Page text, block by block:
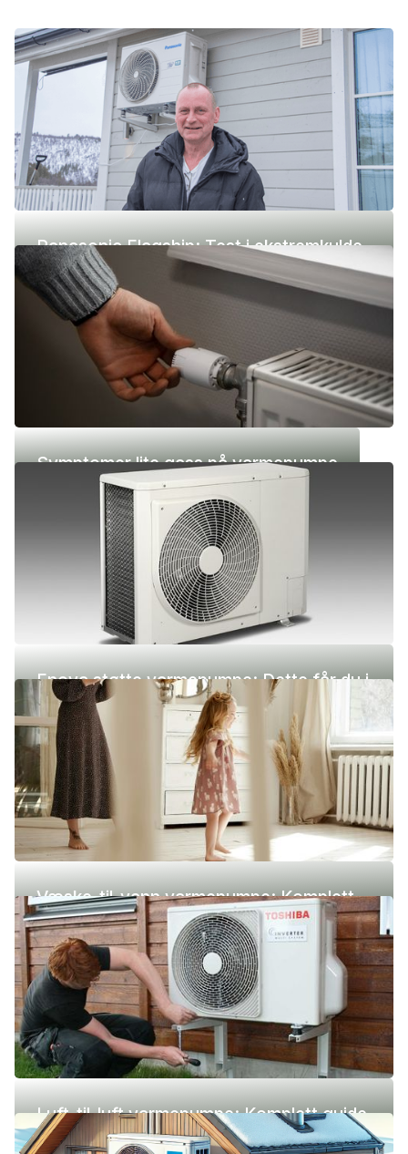
Panasonic Flagship: Test i ekstremkulde
(-42 °C)
Symptomer lite gass på varmepumpe
Enova støtte varmepumpe: Dette får du i
2026
Væske-til-vann varmepumpe: Komplett
guide (pris, fordeler og ulemper)
Luft-til-luft varmepumpe: Komplett guide
(pris, fordeler og ulemper)